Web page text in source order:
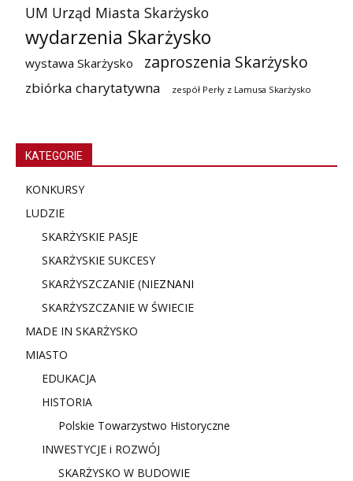
UM Urząd Miasta Skarżysko
wydarzenia Skarżysko
wystawa Skarżysko zaproszenia Skarżysko
zbiórka charytatywna zespół Perły z Lamusa Skarżysko
KATEGORIE
KONKURSY
LUDZIE
SKARŻYSKIE PASJE
SKARŻYSKIE SUKCESY
SKARŻYSZCZANIE (NIEZNANI
SKARŻYSZCZANIE W ŚWIECIE
MADE IN SKARŻYSKO
MIASTO
EDUKACJA
HISTORIA
Polskie Towarzystwo Historyczne
INWESTYCJE i ROZWÓJ
SKARŻYSKO W BUDOWIE